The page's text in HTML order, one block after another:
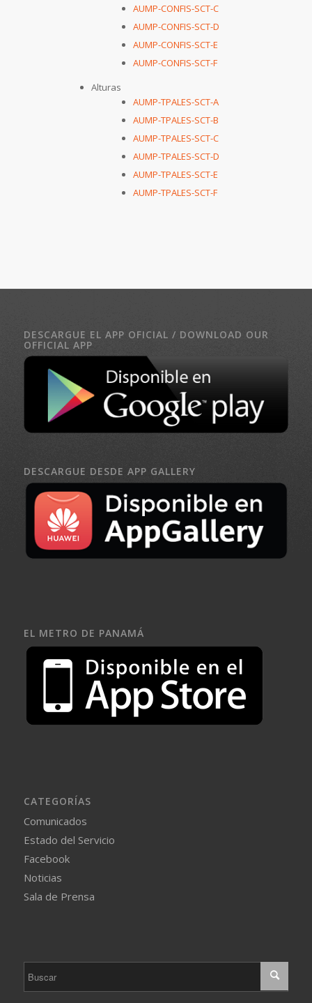
AUMP-CONFIS-SCT-C
AUMP-CONFIS-SCT-D
AUMP-CONFIS-SCT-E
AUMP-CONFIS-SCT-F
Alturas
AUMP-TPALES-SCT-A
AUMP-TPALES-SCT-B
AUMP-TPALES-SCT-C
AUMP-TPALES-SCT-D
AUMP-TPALES-SCT-E
AUMP-TPALES-SCT-F
DESCARGUE EL APP OFICIAL / DOWNLOAD OUR
OFFICIAL APP
DESCARGUE DESDE APP GALLERY
EL METRO DE PANAMÁ
CATEGORÍAS
Comunicados
Estado del Servicio
Facebook
Noticias
Sala de Prensa